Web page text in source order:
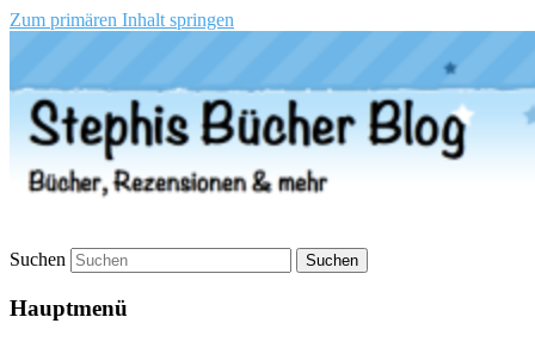
Zum primären Inhalt springen
Stephis Bücher Blog
Suchen
Hauptmenü